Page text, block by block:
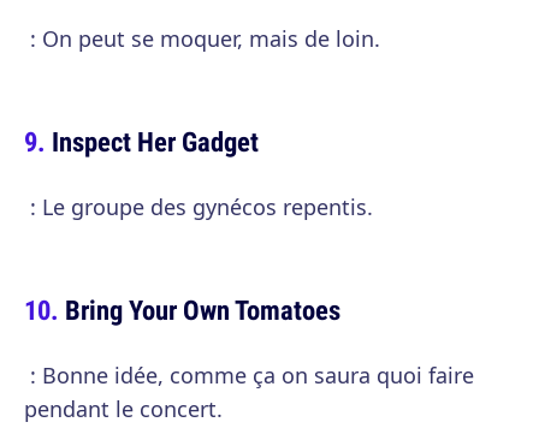
: On peut se moquer, mais de loin.
Inspect Her Gadget
: Le groupe des gynécos repentis.
Bring Your Own Tomatoes
: Bonne idée, comme ça on saura quoi faire
pendant le concert.